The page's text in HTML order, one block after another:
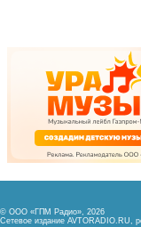
© ООО «ГПМ Радио», 2026
Сетевое издание AVTORADIO.RU,